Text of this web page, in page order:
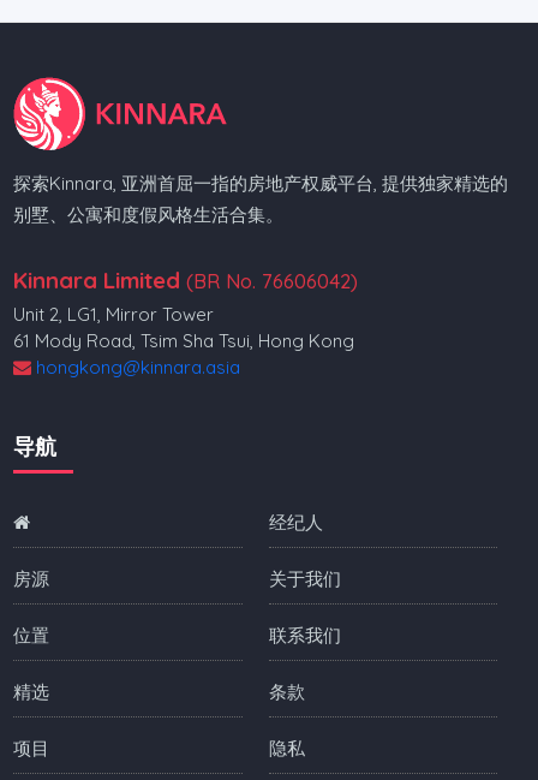
探索Kinnara, 亚洲首屈一指的房地产权威平台, 提供独家精选的
别墅、公寓和度假风格生活合集。
Kinnara Limited (BR No. 76606042)
Unit 2, LG1, Mirror Tower
61 Mody Road, Tsim Sha Tsui, Hong Kong
hongkong@kinnara.asia
导航
房源
位置
精选
项目
经纪人
关于我们
联系我们
条款
隐私